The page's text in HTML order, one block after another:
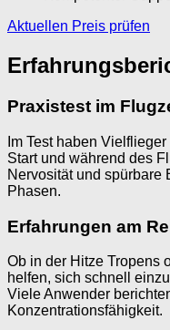
Aktuellen Preis prüfen
Praxistest im
Im Test haben
Start und während des
Nervosität und spürbare
Phasen.
Erfahrungen am
Ob in der Hitze Tropens
helfen, sich schnell
Viele Anwender
Konzentrationsfähigkeit.